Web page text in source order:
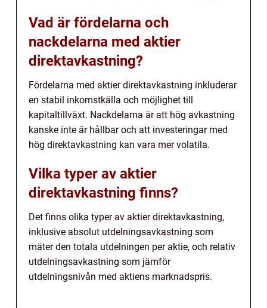
Vad är fördelarna och
nackdelarna med aktier
direktavkastning?
Fördelarna med aktier direktavkastning inkluderar
en stabil inkomstkälla och möjlighet till
kapitaltillväxt. Nackdelarna är att hög avkastning
kanske inte är hållbar och att investeringar med
hög direktavkastning kan vara mer volatila.
Vilka typer av aktier
direktavkastning finns?
Det finns olika typer av aktier direktavkastning,
inklusive absolut utdelningsavkastning som
mäter den totala utdelningen per aktie, och relativ
utdelningsavkastning som jämför
utdelningsnivån med aktiens marknadspris.